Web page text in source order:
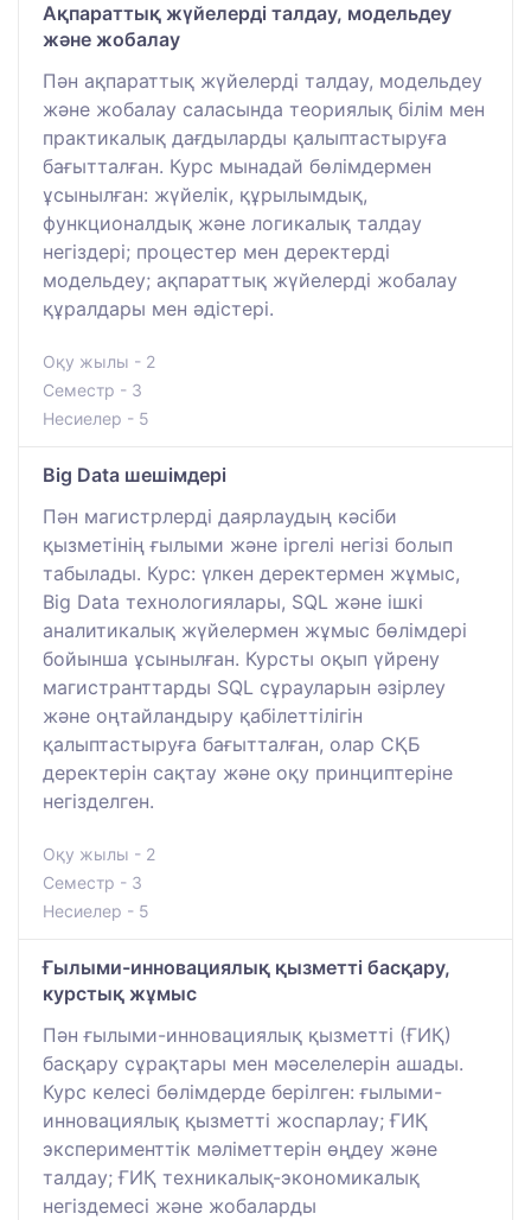
Ақпараттық жүйелерді талдау, модельдеу
және жобалау
Пән ақпараттық жүйелерді талдау, модельдеу
және жобалау саласында теориялық білім мен
практикалық дағдыларды қалыптастыруға
бағытталған. Курс мынадай бөлімдермен
ұсынылған: жүйелік, құрылымдық,
функционалдық және логикалық талдау
негіздері; процестер мен деректерді
модельдеу; ақпараттық жүйелерді жобалау
құралдары мен әдістері.
Оқу жылы - 2
Семестр - 3
Несиелер - 5
Big Data шешімдері
Пән магистрлерді даярлаудың кәсіби
қызметінің ғылыми және іргелі негізі болып
табылады. Курс: үлкен деректермен жұмыс,
Big Data технологиялары, SQL және ішкі
аналитикалық жүйелермен жұмыс бөлімдері
бойынша ұсынылған. Курсты оқып үйрену
магистранттарды SQL сұрауларын әзірлеу
және оңтайландыру қабілеттілігін
қалыптастыруға бағытталған, олар СҚБ
деректерін сақтау және оқу принциптеріне
негізделген.
Оқу жылы - 2
Семестр - 3
Несиелер - 5
Ғылыми-инновациялық қызметті басқару,
курстық жұмыс
Пән ғылыми-инновациялық қызметті (ҒИҚ)
басқару сұрақтары мен мәселелерін ашады.
Курс келесі бөлімдерде берілген: ғылыми-
инновациялық қызметті жоспарлау; ҒИҚ
эксперименттік мәліметтерін өңдеу және
талдау; ҒИҚ техникалық-экономикалық
негіздемесі және жобаларды